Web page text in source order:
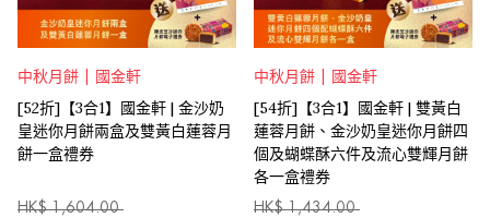
中秋月餅 | 國金軒
[52折]【3合1】國金軒 | 金沙奶
皇迷你月餅兩盒及雙黃白蓮蓉月
餅一盒禮券
HK$ 1,604.00
中秋月餅 | 國金軒
[54折]【3合1】國金軒 | 雙黃白
蓮蓉月餅、金沙奶皇迷你月餅四
個及蝴蝶酥六件及流心雙輝月餅
各一盒禮券
HK$ 1,434.00